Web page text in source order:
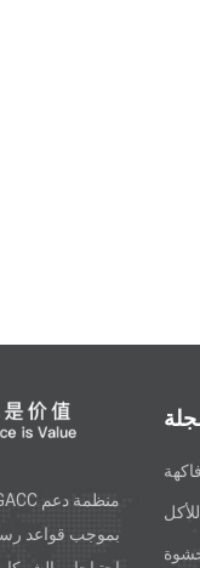
بموجب قواعد
فاكهة